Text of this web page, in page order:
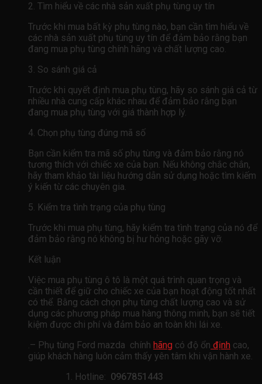
2. Tìm hiểu về các nhà sản xuất phụ tùng uy tín
Trước khi mua bất kỳ phụ tùng nào, bạn cần tìm hiểu về
các nhà sản xuất phụ tùng uy tín để đảm bảo rằng bạn
đang mua phụ tùng chính hãng và chất lượng cao.
3. So sánh giá cả
Trước khi quyết định mua phụ tùng, hãy so sánh giá cả từ
nhiều nhà cung cấp khác nhau để đảm bảo rằng bạn
đang mua phụ tùng với giá thành hợp lý.
4. Chọn phụ tùng đúng mã số
Bạn cần kiểm tra mã số phụ tùng và đảm bảo rằng nó
tương thích với chiếc xe của bạn. Nếu không chắc chắn,
hãy tham khảo tài liệu hướng dẫn sử dụng hoặc tìm kiếm
ý kiến ​​từ các chuyên gia.
5. Kiểm tra tình trạng của phụ tùng
Trước khi mua phụ tùng, hãy kiểm tra tình trạng của nó để
đảm bảo rằng nó không bị hư hỏng hoặc gãy vỡ.
Kết luận
Việc mua phụ tùng ô tô là một quá trình quan trọng và
cần thiết để giữ cho chiếc xe của bạn hoạt động tốt nhất
có thể. Bằng cách chọn phụ tùng chất lượng cao và sử
dụng các phương pháp mua hàng thông minh, bạn sẽ tiết
kiệm được chi phí và đảm bảo an toàn khi lái xe.
.– Phụ tùng Ford mazda chính hãng có độ ổn định cao,
giúp khách hàng luôn cảm thấy yên tâm khi vận hành xe.
Hotline: 0967851443